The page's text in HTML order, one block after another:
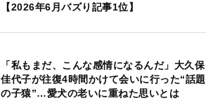
【2026年6月バズり記事1位】
「私もまだ、こんな感情になるんだ」大久保
佳代子が往復4時間かけて会いに行った“話題
の子猿”…愛犬の老いに重ねた思いとは